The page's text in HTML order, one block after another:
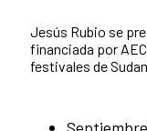
Jesús Rubio se
financiada por
festivales de